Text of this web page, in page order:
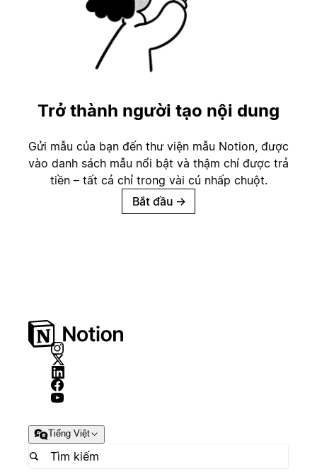
Trở thành người tạo nội dung
Gửi mẫu của bạn đến thư viện mẫu Notion, được
vào danh sách mẫu nổi bật và thậm chí được trả
tiền – tất cả chỉ trong vài cú nhấp chuột.
Bắt đầu →
Tiếng Việt